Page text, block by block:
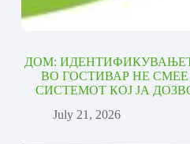
ДОМ:
ВО ГОСТИВАР НЕ
СИСТЕМОТ КОЈ ЈА
July 21, 2026